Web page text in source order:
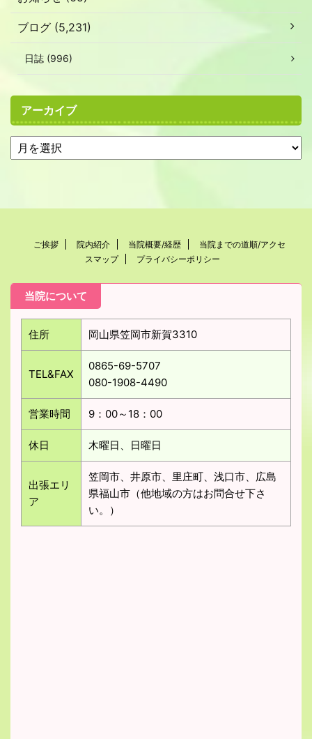
ブログ (5,231)
日誌 (996)
アーカイブ
ご挨拶 院内紹介 当院概要/経歴
当院までの道順/アクセ
スマップ
プライバシーポリシー
当院について
住所 岡山県笠岡市新賀3310
TEL&FAX
0865-69-5707
080-1908-4490
営業時間 9：00～18：00
休日 木曜日、日曜日
出張エリ
ア
笠岡市、井原市、里庄町、浅口市、広島
県福山市（他地域の方はお問合せ下さ
い。）